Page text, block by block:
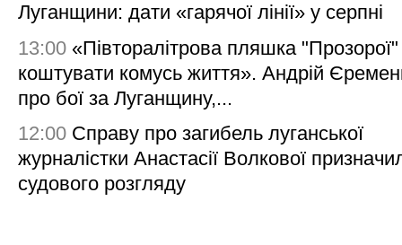
Луганщини: дати «гарячої лінії» у серпні
13:00 «Півторалітрова пляшка
коштувати комусь життя». Андрій
про бої за Луганщину,...
12:00 Справу про загибель луганської
журналістки Анастасії Волкової
судового розгляду